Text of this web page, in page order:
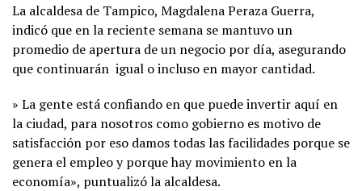
La alcaldesa de Tampico, Magdalena Peraza Guerra,
indicó que en la reciente semana se mantuvo un
promedio de apertura de un negocio por día, asegurando
que continuarán igual o incluso en mayor cantidad.
» La gente está confiando en que puede invertir aquí en
la ciudad, para nosotros como gobierno es motivo de
satisfacción por eso damos todas las facilidades porque se
genera el empleo y porque hay movimiento en la
economía», puntualizó la alcaldesa.